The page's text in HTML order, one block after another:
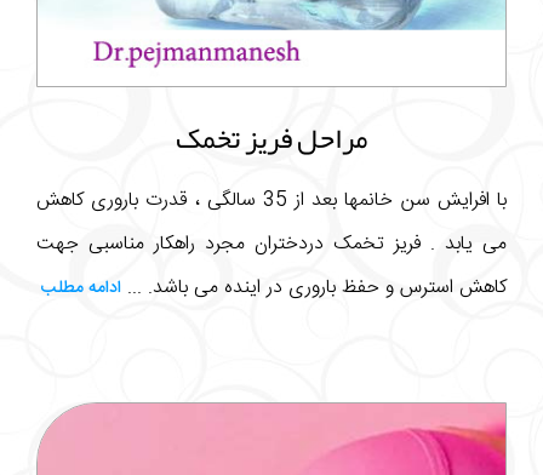
مراحل فریز تخمک
با افرایش سن خانمها بعد از 35 سالگی ، قدرت باروری کاهش
می یابد . فریز تخمک دردختران مجرد راهکار مناسبی جهت
کاهش استرس و حفظ باروری در اینده می باشد. ... ادامه مطلب